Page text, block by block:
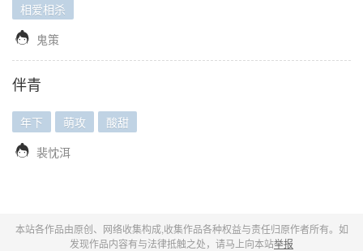
相爱相杀
 鬼策
伴青
年下 萌攻 酸甜
 裴忱洱
本站各作品由原创、网络收集构成,收集作品各种权益与责任归原作者所有。如
发现作品内容有与法律抵触之处，请马上向本站举报